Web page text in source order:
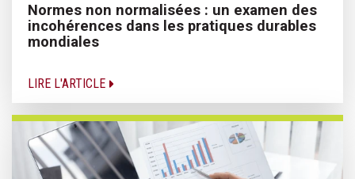
Normes non normalisées : un examen des
incohérences dans les pratiques durables
mondiales
LIRE L'ARTICLE